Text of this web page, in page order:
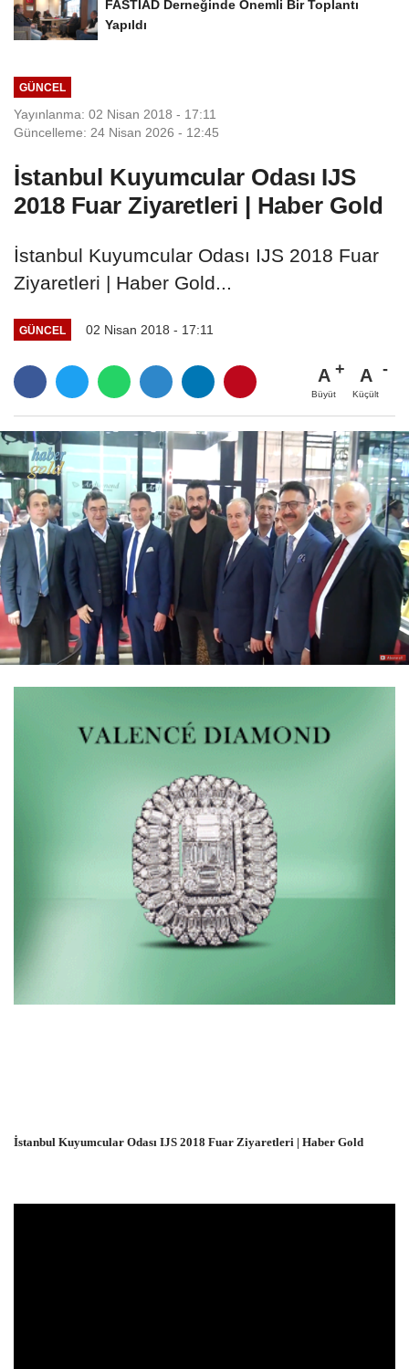
FASTİAD Derneğinde Önemli Bir Toplantı
Yapıldı
GÜNCEL
Yayınlanma: 02 Nisan 2018 - 17:11
Güncelleme: 24 Nisan 2026 - 12:45
İstanbul Kuyumcular Odası IJS
2018 Fuar Ziyaretleri | Haber Gold
İstanbul Kuyumcular Odası IJS 2018 Fuar
Ziyaretleri | Haber Gold...
GÜNCEL 02 Nisan 2018 - 17:11
A
Büyüt
A
Küçült
İstanbul Kuyumcular Odası IJS 2018 Fuar Ziyaretleri | Haber Gold